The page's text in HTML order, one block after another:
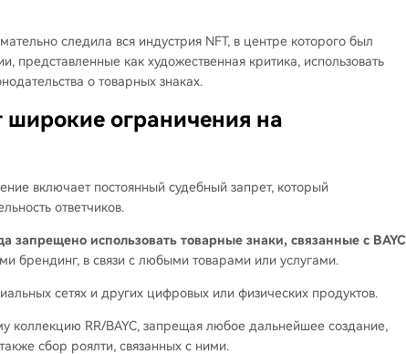
следила вся индустрия NFT, в центре которого был
представленные как художественная критика, использовать
о товарных знаках.
ограничения на
включает постоянный судебный запрет, который
ответчиков.
запрещено использовать товарные знаки, связанные с BAYC
брендинг, в связи с любыми товарами или услугами.
сетях и других цифровых или физических продуктов.
коллекцию RR/BAYC, запрещая любое дальнейшее создание,
сбор роялти, связанных с ними.